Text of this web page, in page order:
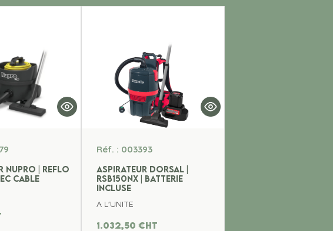
NUPRO | REFLO
CABLE
Réf. : 003393
ASPIRATEUR DORSAL |
RSB150NX | BATTERIE
INCLUSE
A L'UNITE
1.032,50 €ht